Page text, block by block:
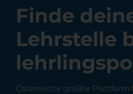
Finde
Lehrstelle
Österreichs größte Plattform